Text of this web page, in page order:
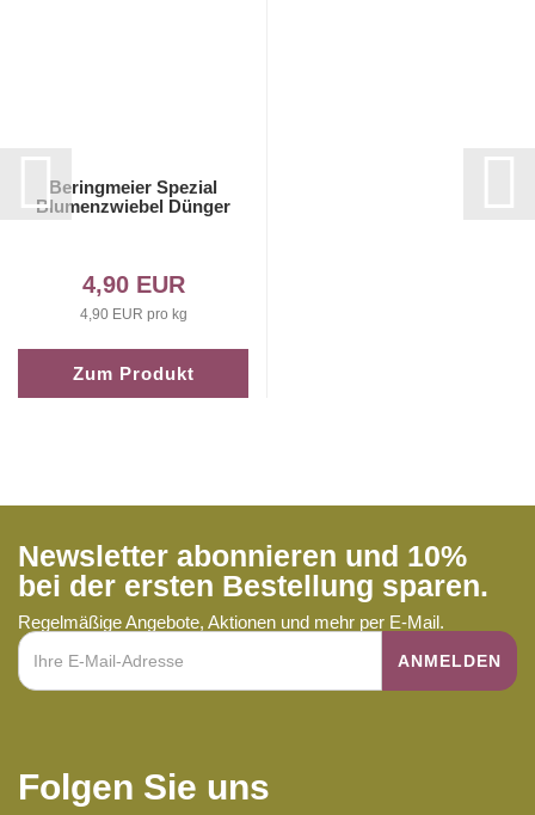
Beringmeier Spezial
Blumenzwiebel Dünger
4,90 EUR
4,90 EUR pro kg
Zum Produkt
Newsletter abonnieren und 10%
bei der ersten Bestellung sparen.
Regelmäßige Angebote, Aktionen und mehr per E-Mail.
Folgen Sie uns